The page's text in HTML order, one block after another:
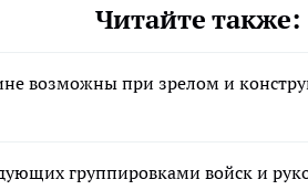
Читайте также:
возможны при зрелом и
группировками войск и